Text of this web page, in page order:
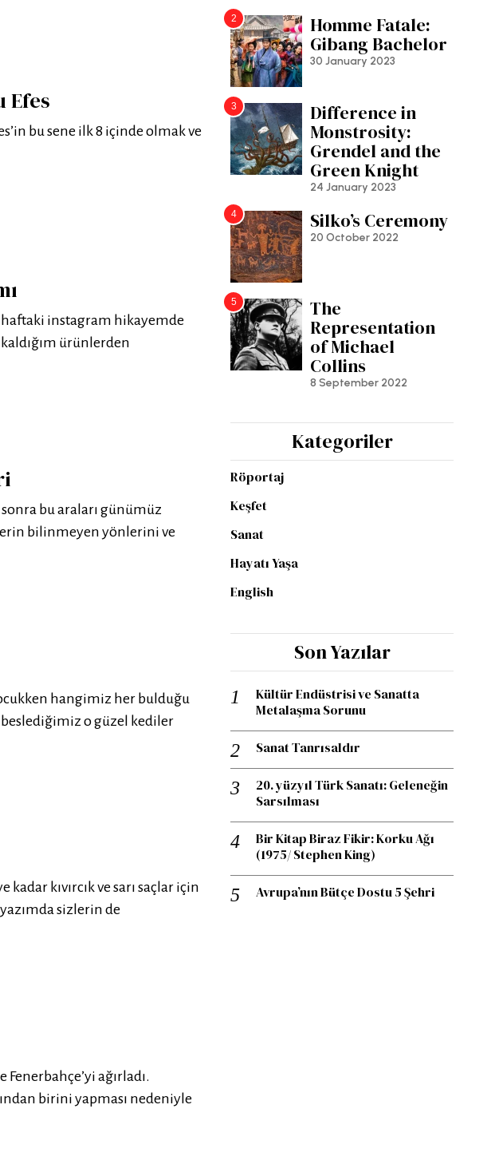
Efes
bu sene ilk 8 içinde olmak ve
instagram hikayemde
ürünlerden
bu araları günümüz
bilinmeyen yönlerini ve
hangimiz her bulduğu
beslediğimiz o güzel kediler
kıvırcık ve sarı saçlar için
sizlerin de
ağırladı.
birini yapması nedeniyle
2
Homme Fatale:
Gibang Bachelor
30 January 2023
3
Difference in
Monstrosity:
Grendel and the
Green Knight
24 January 2023
4 Silko’s Ceremony
20 October 2022
5
The
Representation
of Michael
Collins
8 September 2022
Kategoriler
Röportaj
Keşfet
Sanat
Hayatı Yaşa
English
Son Yazılar
Kültür Endüstrisi ve Sanatta
Metalaşma Sorunu
Sanat Tanrısaldır
20. yüzyıl Türk Sanatı: Geleneğin
Sarsılması
Bir Kitap Biraz Fikir: Korku Ağı
(1975/ Stephen King)
Avrupa’nın Bütçe Dostu 5 Şehri